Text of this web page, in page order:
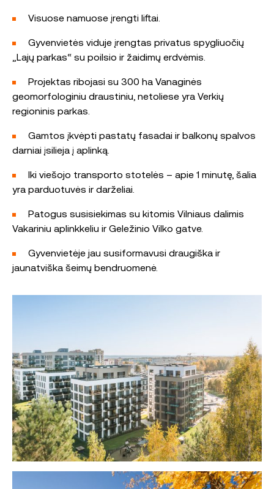
Visuose namuose įrengti liftai.
Gyvenvietės viduje įrengtas privatus spygliuočių
„Lajų parkas“ su poilsio ir žaidimų erdvėmis.
Projektas ribojasi su 300 ha Vanaginės
geomorfologiniu draustiniu, netoliese yra Verkių
regioninis parkas.
Gamtos įkvėpti pastatų fasadai ir balkonų spalvos
darniai įsilieja į aplinką.
Iki viešojo transporto stotelės – apie 1 minutę, šalia
yra parduotuvės ir darželiai.
Patogus susisiekimas su kitomis Vilniaus dalimis
Vakariniu aplinkkeliu ir Geležinio Vilko gatve.
Gyvenvietėje jau susiformavusi draugiška ir
jaunatviška šeimų bendruomenė.